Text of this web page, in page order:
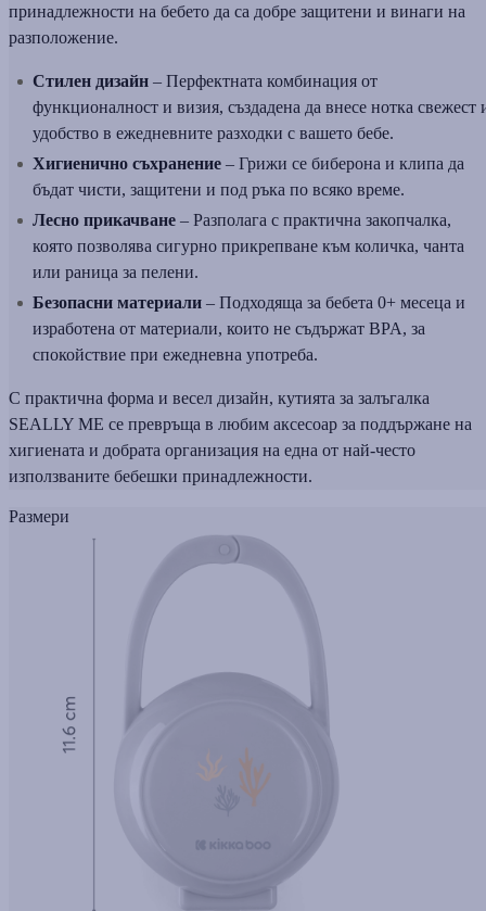
принадлежности на бебето да са добре защитени и винаги на
разположение.
Стилен дизайн – Перфектната комбинация от
функционалност и визия, създадена да внесе нотка свежест
удобство в ежедневните разходки с вашето бебе.
Хигиенично съхранение – Грижи се биберона и клипа да
бъдат чисти, защитени и под ръка по всяко време.
Лесно прикачване – Разполага с практична закопчалка,
която позволява сигурно прикрепване към количка, чанта
или раница за пелени.
Безопасни материали – Подходяща за бебета 0+ месеца и
изработена от материали, които не съдържат BPA, за
спокойствие при ежедневна употреба.
С практична форма и весел дизайн, кутията за залъгалка
SEALLY ME се превръща в любим аксесоар за поддържане на
хигиената и добрата организация на една от най-често
използваните бебешки принадлежности.
Размери